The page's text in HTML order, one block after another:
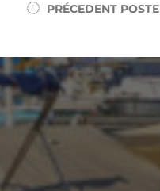
PRÉCEDENTPOSTE